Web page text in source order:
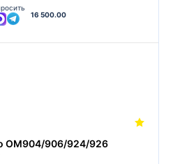
16 500.00
OM904/906/924/926